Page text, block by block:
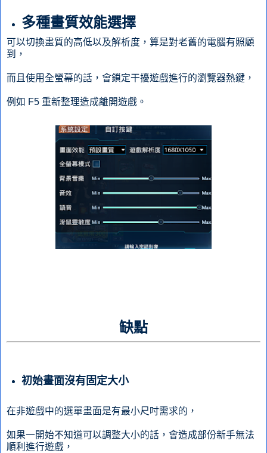
多種畫質效能選擇
可以切換畫質的高低以及解析度，算是對老舊的電腦有照顧
到，
而且使用全螢幕的話，會鎖定干擾遊戲進行的瀏覽器熱鍵，
例如 F5 重新整理造成離開遊戲。
缺點
初始畫面沒有固定大小
在非遊戲中的選單畫面是有最小尺吋需求的，
如果一開始不知道可以調整大小的話，會造成部份新手無法
順利進行遊戲，